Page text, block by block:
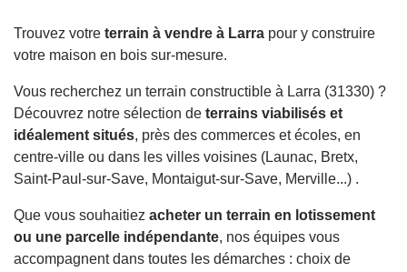
Trouvez votre terrain à vendre à Larra pour y construire
votre maison en bois sur-mesure.
Vous recherchez un terrain constructible à Larra (31330) ?
Découvrez notre sélection de terrains viabilisés et
idéalement situés, près des commerces et écoles, en
centre-ville ou dans les villes voisines (Launac, Bretx,
Saint-Paul-sur-Save, Montaigut-sur-Save, Merville...) .
Que vous souhaitiez acheter un terrain en lotissement
ou une parcelle indépendante, nos équipes vous
accompagnent dans toutes les démarches : choix de